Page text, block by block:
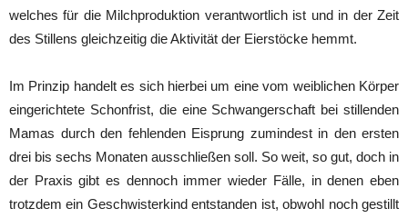
welches für die Milchproduktion verantwortlich ist und in der Zeit
des Stillens gleichzeitig die Aktivität der Eierstöcke hemmt.
Im Prinzip handelt es sich hierbei um eine vom weiblichen Körper
eingerichtete Schonfrist, die eine Schwangerschaft bei stillenden
Mamas durch den fehlenden Eisprung zumindest in den ersten
drei bis sechs Monaten ausschließen soll. So weit, so gut, doch in
der Praxis gibt es dennoch immer wieder Fälle, in denen eben
trotzdem ein Geschwisterkind entstanden ist, obwohl noch gestillt